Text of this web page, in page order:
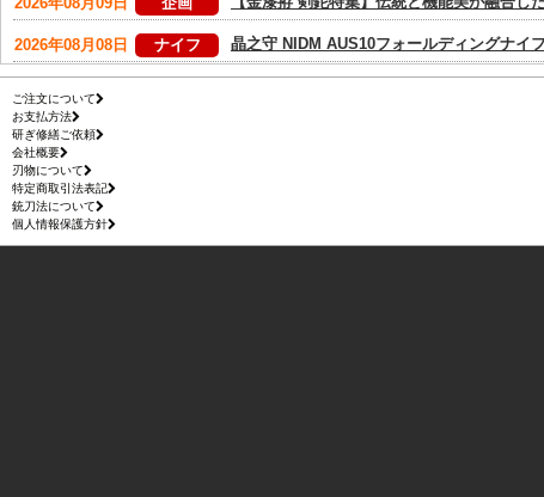
ご注文について
お支払方法
研ぎ修繕ご依頼
会社概要
刃物について
特定商取引法表記
銃刀法について
個人情報保護方針